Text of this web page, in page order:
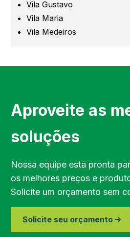
Região do Vale do
Região de
Vila Gustavo
Vila Maria
Vila Medeiros
Aproveite as
soluções
Nossa equipe está pronta
os melhores preços e
Solicite um orçamento sem
Solicite seu orçamento